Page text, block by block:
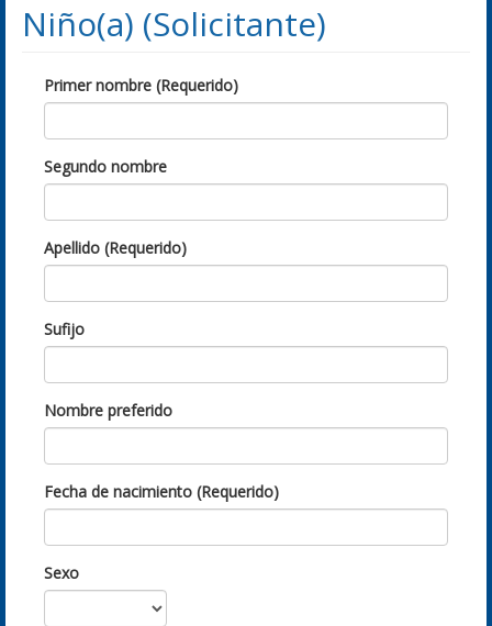
Niño(a) (Solicitante)
Primer nombre (Requerido)
Segundo nombre
Apellido (Requerido)
Sufijo
Nombre preferido
Fecha de nacimiento (Requerido)
Sexo